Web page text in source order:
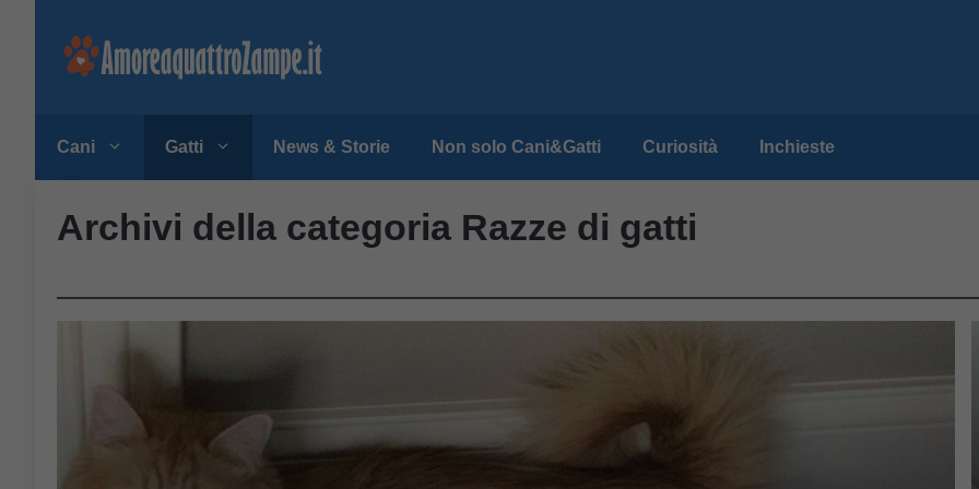
Cani Gatti News & Storie Non solo Cani&Gatti Curiosità Inchieste
Archivi della categoria Razze di gatti